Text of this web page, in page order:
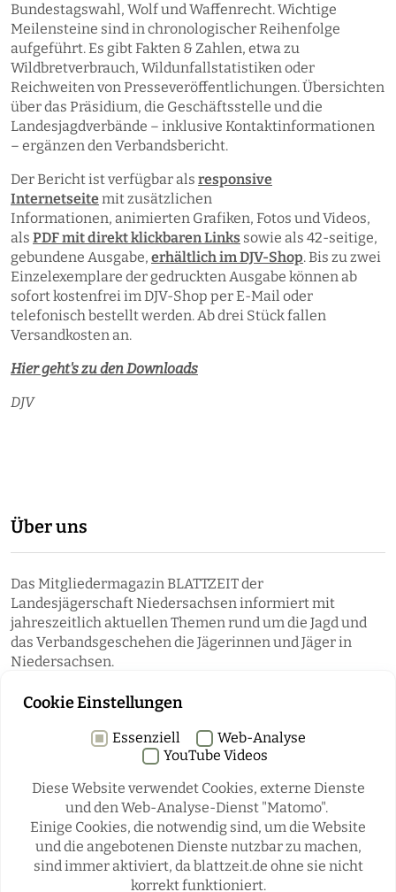
Bundestagswahl, Wolf und Waffenrecht. Wichtige
Meilensteine sind in chronologischer Reihenfolge
aufgeführt. Es gibt Fakten & Zahlen, etwa zu
Wildbretverbrauch, Wildunfallstatistiken oder
Reichweiten von Presseveröffentlichungen. Übersichten
über das Präsidium, die Geschäftsstelle und die
Landesjagdverbände – inklusive Kontaktinformationen
– ergänzen den Verbandsbericht.
Der Bericht ist verfügbar als responsive
Internetseite mit zusätzlichen
Informationen, animierten Grafiken, Fotos und Videos,
als PDF mit direkt klickbaren Links sowie als 42-seitige,
gebundene Ausgabe, erhältlich im DJV-Shop. Bis zu zwei
Einzelexemplare der gedruckten Ausgabe können ab
sofort kostenfrei im DJV-Shop per E-Mail oder
telefonisch bestellt werden. Ab drei Stück fallen
Versandkosten an.
Hier geht's zu den Downloads
DJV
Über uns
Das Mitgliedermagazin BLATTZEIT der
Landesjägerschaft Niedersachsen informiert mit
jahreszeitlich aktuellen Themen rund um die Jagd und
das Verbandsgeschehen die Jägerinnen und Jäger in
Niedersachsen.
Rubriken
Cookie Einstellungen
Essenziell
Web-Analyse
YouTube Videos
Diese Website verwendet Cookies, externe Dienste
und den Web-Analyse-Dienst "Matomo".
Einige Cookies, die notwendig sind, um die Website
und die angebotenen Dienste nutzbar zu machen,
sind immer aktiviert, da blattzeit.de ohne sie nicht
korrekt funktioniert.